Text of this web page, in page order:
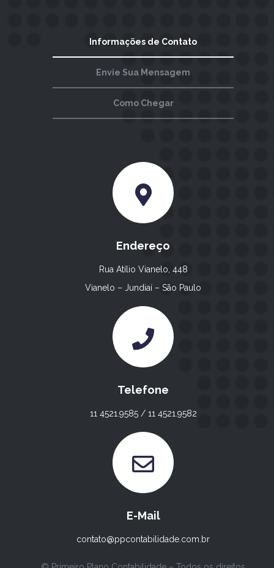
Informações de Contato
Envie Sua Mensagem
Como Chegar
Endereço
Rua Atílio Vianelo, 448
Vianelo – Jundiaí – São Paulo
Telefone
11 4521.9585 / 11 4521.9582
E-Mail
contato@ppcontabilidade.com.br